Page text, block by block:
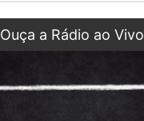
Ouça a Rádio ao Vivo